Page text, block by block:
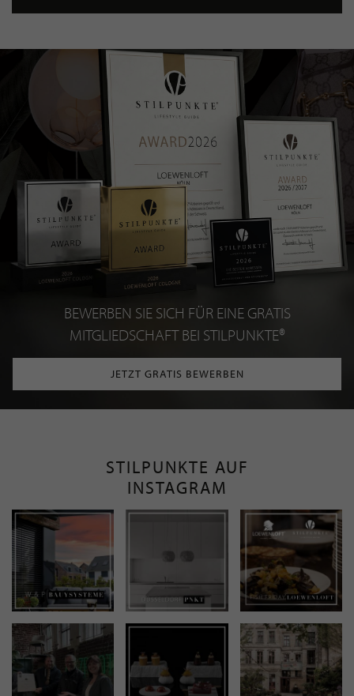
BEWERBEN SIE SICH FÜR EINE GRATIS
MITGLIEDSCHAFT BEI STILPUNKTE®
JETZT GRATIS BEWERBEN
STILPUNKTE AUF
INSTAGRAM